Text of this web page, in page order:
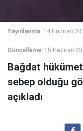
Yayınlanma: 14 Haziran
Güncelleme: 15 Haziran
Bağdat
sebep olduğu
açıkladı